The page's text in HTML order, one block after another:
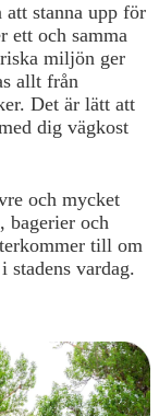
att stanna upp för
ett och samma
miljön ger
allt från
Det är lätt att
dig vägkost
och mycket
bagerier och
till om
stadens vardag.